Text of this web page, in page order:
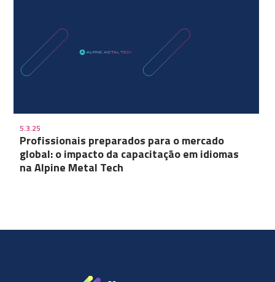
5.3.25
Profissionais preparados para o mercado
global: o impacto da capacitação em idiomas
na Alpine Metal Tech